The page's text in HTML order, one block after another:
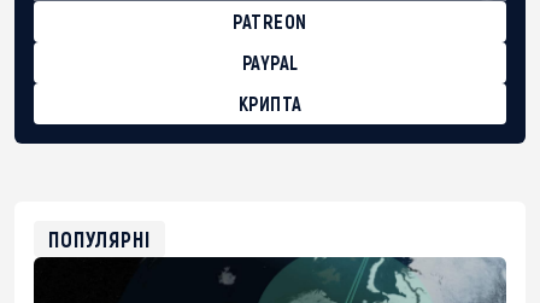
PATREON
PAYPAL
КРИПТА
0xfD02863D3289416fcF50975c9DFda13623f97758
ПОПУЛЯРНІ